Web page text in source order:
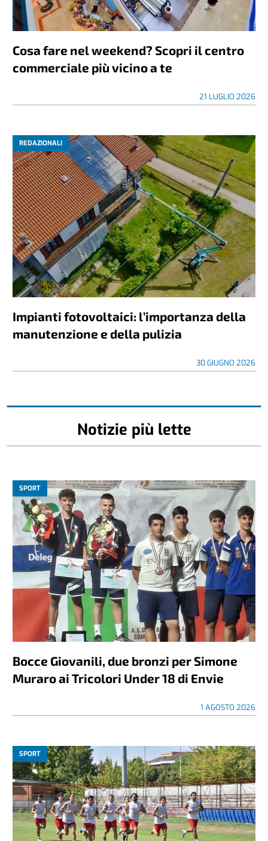
Cosa fare nel weekend? Scopri il centro
commerciale più vicino a te
21 LUGLIO 2026
REDAZIONALI
Impianti fotovoltaici: l’importanza della
manutenzione e della pulizia
30 GIUGNO 2026
Notizie più lette
SPORT
Bocce Giovanili, due bronzi per Simone
Muraro ai Tricolori Under 18 di Envie
1 AGOSTO 2026
SPORT